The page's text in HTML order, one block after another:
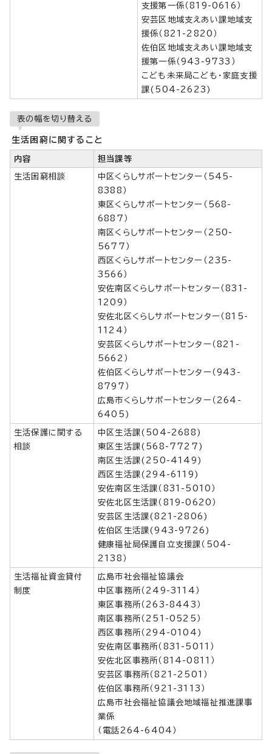
支援第一係（819-0616）
安芸区地域支えあい課地域支
援係（821-2820）
佐伯区地域支えあい課地域支
援第一係（943-9733）
こども未来局こども・家庭支援
課(504-2623)
表の幅を切り替える
生活困窮に関すること
内容 担当課等
生活困窮相談
中区くらしサポートセンター（545-
8388）
東区くらしサポートセンター（568-
6887）
南区くらしサポートセンター（250-
5677）
西区くらしサポートセンター（235-
3566）
安佐南区くらしサポートセンター（831-
1209）
安佐北区くらしサポートセンター（815-
1124）
安芸区くらしサポートセンター（821-
5662）
佐伯区くらしサポートセンター（943-
8797）
広島市くらしサポートセンター（264-
6405)
生活保護に関する
相談
中区生活課(504-2688)
東区生活課(568-7727)
南区生活課(250-4149)
西区生活課(294-6119)
安佐南区生活課（831-5010）
安佐北区生活課（819-0620）
安芸区生活課(821-2806)
佐伯区生活課(943-9726)
健康福祉局保護自立支援課（504-
2138）
生活福祉資金貸付
制度
広島市社会福祉協議会
中区事務所（249-3114）
東区事務所（263-8443）
南区事務所（251-0525）
西区事務所（294-0104)
安佐南区事務所（831-5011）
安佐北区事務所（814-0811）
安芸区事務所（821-2501）
佐伯区事務所（921-3113）
広島市社会福祉協議会地域福祉推進課事
業係
（電話264-6404）